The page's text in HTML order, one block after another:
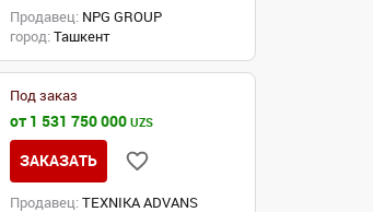
Продавец: NPG GROUP
город: Ташкент
Под заказ
от 1 531 750 000UZS
ЗАКАЗАТЬ
Продавец: TEXNIKA ADVANS